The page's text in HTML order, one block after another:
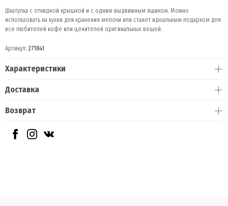
Шкатулка с откидной крышкой и с одним выдвижным ящиком. Можно
использовать на кухни для хранения мелочи или станет идеальным подарком для
все любителей кофе или ценителей оригинальных вещей.
Артикул: 271841
Характеристики
Доставка
Возврат